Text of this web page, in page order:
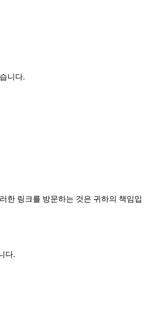
니다.
한 링크를 방문하는 것은 귀하의 책임입
다.